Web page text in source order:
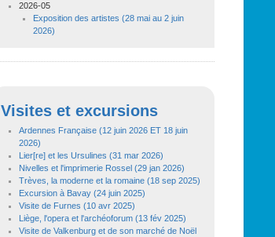
2026-05
Exposition des artistes (28 mai au 2 juin
2026)
Visites et excursions
Ardennes Française (12 juin 2026 ET 18 juin
2026)
Lier[re] et les Ursulines (31 mar 2026)
Nivelles et l'imprimerie Rossel (29 jan 2026)
Trèves, la moderne et la romaine (18 sep 2025)
Excursion à Bavay (24 juin 2025)
Visite de Furnes (10 avr 2025)
Liège, l'opera et l'archéoforum (13 fév 2025)
Visite de Valkenburg et de son marché de Noël